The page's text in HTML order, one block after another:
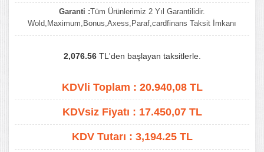
Garanti :Tüm Ürünlerimiz 2 Yıl Garantilidir.
Wold,Maximum,Bonus,Axess,Paraf,cardfinans Taksit İmkanı
2,076.56TL'den başlayan taksitlerle.
KDVli Toplam : 20.940,08TL
KDVsiz Fiyatı : 17.450,07TL
KDV Tutarı : 3,194.25 TL